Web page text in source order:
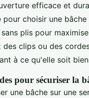
efficace et
pour choisir une
plis pour
des clips ou des
à ce qu'elle soit
pour sécuriser la
une bâche sur une